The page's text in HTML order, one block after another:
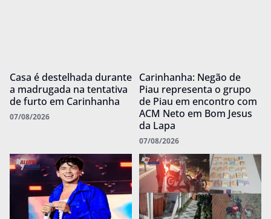
Casa é destelhada durante
a madrugada na tentativa
de furto em Carinhanha
07/08/2026
Carinhanha: Negão de
Piau representa o grupo
de Piau em encontro com
ACM Neto em Bom Jesus
da Lapa
07/08/2026